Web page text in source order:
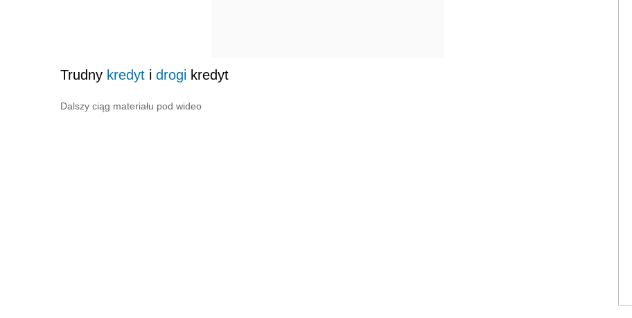
Trudny kredyt i drogi kredyt
Dalszy ciąg materiału pod wideo